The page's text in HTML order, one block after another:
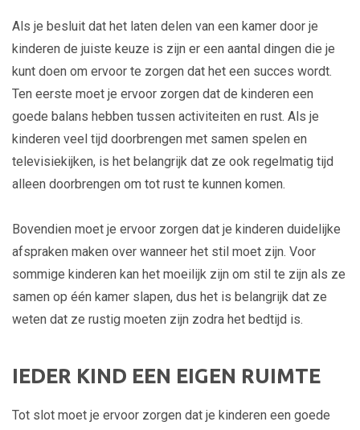
Als je besluit dat het laten delen van een kamer door je
kinderen de juiste keuze is zijn er een aantal dingen die je
kunt doen om ervoor te zorgen dat het een succes wordt.
Ten eerste moet je ervoor zorgen dat de kinderen een
goede balans hebben tussen activiteiten en rust. Als je
kinderen veel tijd doorbrengen met samen spelen en
televisiekijken, is het belangrijk dat ze ook regelmatig tijd
alleen doorbrengen om tot rust te kunnen komen.
Bovendien moet je ervoor zorgen dat je kinderen duidelijke
afspraken maken over wanneer het stil moet zijn. Voor
sommige kinderen kan het moeilijk zijn om stil te zijn als ze
samen op één kamer slapen, dus het is belangrijk dat ze
weten dat ze rustig moeten zijn zodra het bedtijd is.
IEDER KIND EEN EIGEN RUIMTE
Tot slot moet je ervoor zorgen dat je kinderen een goede